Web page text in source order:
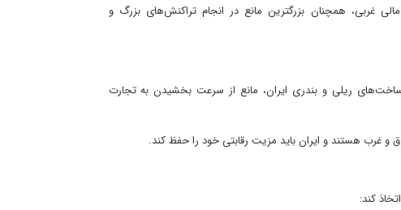
غربی، همچنان بزرگترین مانع در انجام تراکنش‌های بزرگ و
ریلی و بندری ایران، مانع از سرعت بخشیدن به تجارت
و غرب هستند و ایران باید مزیت رقابتی خود را حفظ کند.
کند: